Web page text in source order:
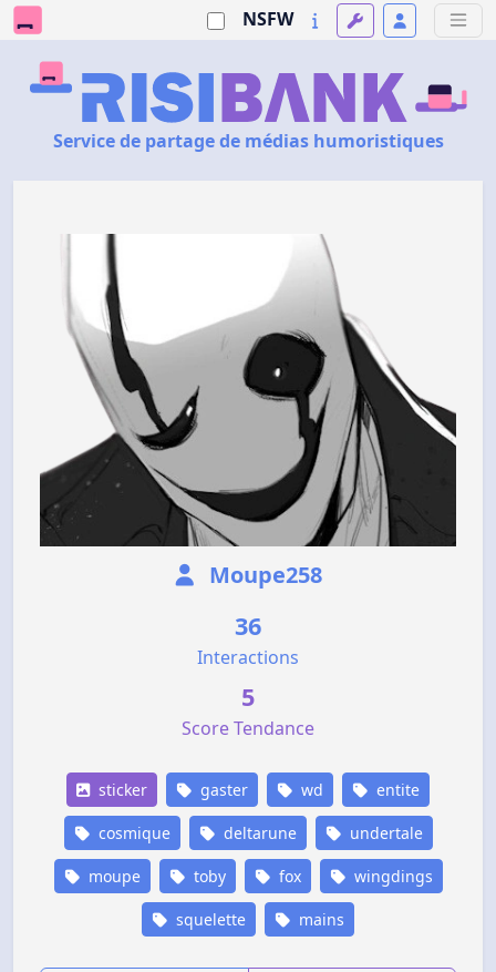
NSFW
Service de partage de médias humoristiques
Moupe258
36
Interactions
5
Score Tendance
sticker gaster wd entite
cosmique deltarune undertale
moupe toby fox wingdings
squelette mains